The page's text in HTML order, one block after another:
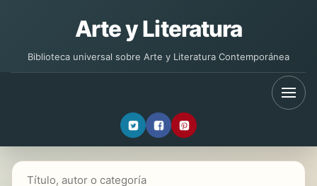
Arte y Literatura
Biblioteca universal sobre Arte y Literatura Contemporánea